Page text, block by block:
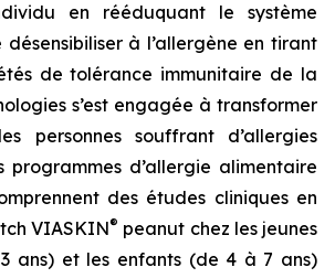
en rééduquant le système
à l’allergène en tirant
de tolérance immunitaire de la
s’est engagée à transformer
personnes souffrant d’allergies
programmes d’allergie alimentaire
des études cliniques en
VIASKIN® peanut chez les jeunes
ans) et les enfants (de 4 à 7 ans)